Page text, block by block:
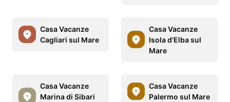
Casa Vacanze
Cagliari sul Mare
Casa Vacanze
Isola d'Elba sul
Mare
Casa Vacanze
Marina di Sibari
Casa Vacanze
Palermo sul Mare